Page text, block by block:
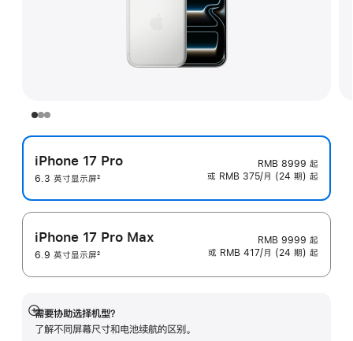
iPhone 17 Pro
6.3 英寸显示屏
注
2
RMB 8999 起
或 RMB 375/月 (24 期) 起
iPhone 17 Pro Max
6.9 英寸显示屏
注
2
RMB 9999 起
或 RMB 417/月 (24 期) 起
需要协助选择机型？
了解不同屏幕尺寸和电池续航的区‍别。
展
开